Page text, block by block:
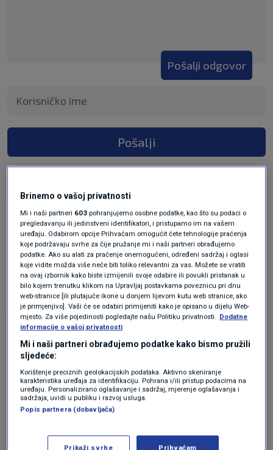
Pošalji odgovor
Pošalji
prije 3 mjeseci
ToTi
Znaci losiji si covjek od svih HDZovaca i
Kerumovaca. Bravo, to ne moze svatko.
Odgovor
Oglas
Brinemo o vašoj privatnosti
Mi i naši partneri 603 pohranjujemo osobne podatke, kao što su podaci o
pregledavanju ili jedinstveni identifikatori, i pristupamo im na vašem
uređaju. Odabirom opcije Prihvaćam omogućit ćete tehnologije praćenja
koje podržavaju svrhe za čije pružanje mi i naši partneri obrađujemo
podatke. Ako su alati za praćenje onemogućeni, određeni sadržaj i oglasi
koje vidite možda više neće biti toliko relevantni za vas. Možete se vratiti
na ovaj izbornik kako biste izmijenili svoje odabire ili povukli pristanak u
bilo kojem trenutku klikom na Upravljaj postavkama poveznicu pri dnu
web-stranice [ili plutajuće ikone u donjem lijevom kutu web stranice, ako
je primjenjivo]. Vaši će se odabiri primijeniti kako je opisano u dijelu Web-
mjesto. Za više pojedinosti pogledajte našu Politiku privatnosti. Dodatne
informacije o vašoj privatnosti
Mi i naši partneri obrađujemo podatke kako bismo pružili
sljedeće:
Korištenje preciznih geolokacijskih podataka. Aktivno skeniranje
karakteristika uređaja za identifikaciju. Pohrana i/ili pristup podacima na
uređaju. Personalizirano oglašavanje i sadržaj, mjerenje oglašavanja i
sadržaja, uvidi u publiku i razvoj usluga.
Popis partnera (dobavljača)
Prikaži svrhe Prihvaćam